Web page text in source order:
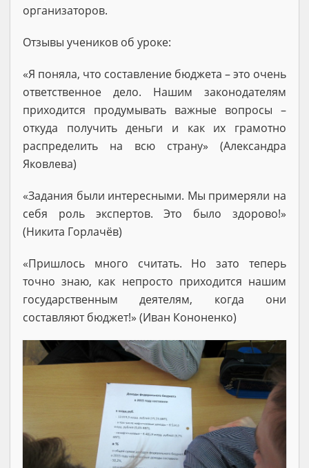
организаторов.
Отзывы учеников об уроке:
«Я поняла, что составление бюджета – это очень
ответственное дело. Нашим законодателям
приходится продумывать важные вопросы –
откуда получить деньги и как их грамотно
распределить на всю страну» (Александра
Яковлева)
«Задания были интересными. Мы примеряли на
себя роль экспертов. Это было здорово!»
(Никита Горлачёв)
«Пришлось много считать. Но зато теперь
точно знаю, как непросто приходится нашим
государственным деятелям, когда они
составляют бюджет!» (Иван Кононенко)